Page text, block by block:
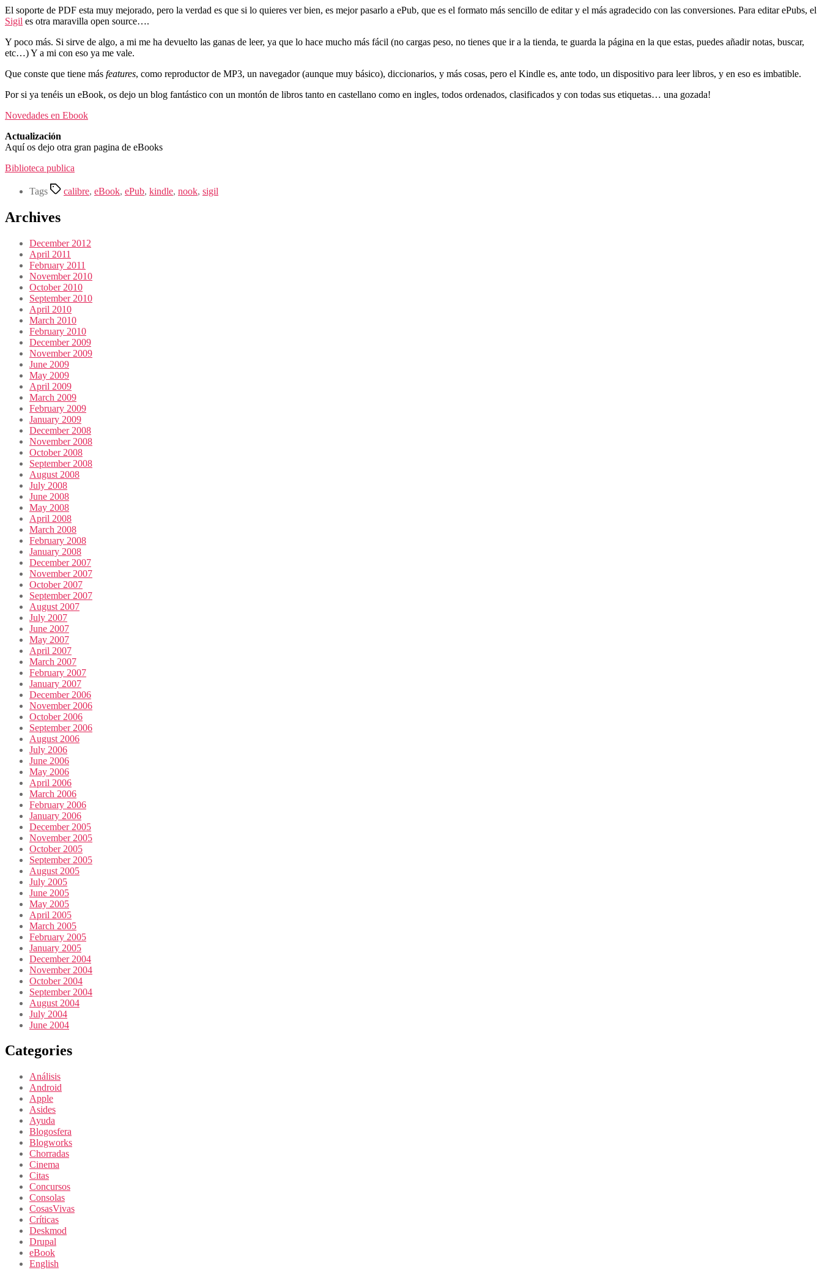
El soporte de PDF esta muy mejorado, pero la verdad es que si lo quieres ver bien, es mejor pasarlo a ePub, que es el formato más sencillo de editar y el más agradecido con las conversiones. Para editar ePubs, el
Sigil es otra maravilla open source….
Y poco más. Si sirve de algo, a mi me ha devuelto las ganas de leer, ya que lo hace mucho más fácil (no cargas peso, no tienes que ir a la tienda, te guarda la página en la que estas, puedes añadir notas, buscar,
etc…) Y a mi con eso ya me vale.
Que conste que tiene más features, como reproductor de MP3, un navegador (aunque muy básico), diccionarios, y más cosas, pero el Kindle es, ante todo, un dispositivo para leer libros, y en eso es imbatible.
Por si ya tenéis un eBook, os dejo un blog fantástico con un montón de libros tanto en castellano como en ingles, todos ordenados, clasificados y con todas sus etiquetas… una gozada!
Novedades en Ebook
Actualización
Aquí os dejo otra gran pagina de eBooks
Biblioteca publica
Tags calibre, eBook, ePub, kindle, nook, sigil
Archives
December 2012
April 2011
February 2011
November 2010
October 2010
September 2010
April 2010
March 2010
February 2010
December 2009
November 2009
June 2009
May 2009
April 2009
March 2009
February 2009
January 2009
December 2008
November 2008
October 2008
September 2008
August 2008
July 2008
June 2008
May 2008
April 2008
March 2008
February 2008
January 2008
December 2007
November 2007
October 2007
September 2007
August 2007
July 2007
June 2007
May 2007
April 2007
March 2007
February 2007
January 2007
December 2006
November 2006
October 2006
September 2006
August 2006
July 2006
June 2006
May 2006
April 2006
March 2006
February 2006
January 2006
December 2005
November 2005
October 2005
September 2005
August 2005
July 2005
June 2005
May 2005
April 2005
March 2005
February 2005
January 2005
December 2004
November 2004
October 2004
September 2004
August 2004
July 2004
June 2004
Categories
Análisis
Android
Apple
Asides
Ayuda
Blogosfera
Blogworks
Chorradas
Cinema
Citas
Concursos
Consolas
CosasVivas
Críticas
Deskmod
Drupal
eBook
English